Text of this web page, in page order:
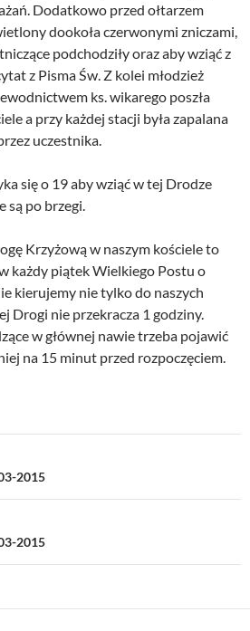
Dodatkowo przed ołtarzem
dookoła czerwonymi zniczami,
podchodziły oraz aby wziąć z
z Pisma Św. Z kolei młodzież
ks. wikarego poszła
a przy każdej stacji była zapalana
uczestnika.
się o 19 aby wziąć w tej Drodze
są po brzegi.
Krzyżową w naszym kościele to
każdy piątek Wielkiego Postu o
kierujemy nie tylko do naszych
Drogi nie przekracza 1 godziny.
w głównej nawie trzeba pojawić
na 15 minut przed rozpoczęciem.
2015
2015